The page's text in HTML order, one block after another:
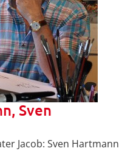
Sven
Jacob: Sven Hartmann